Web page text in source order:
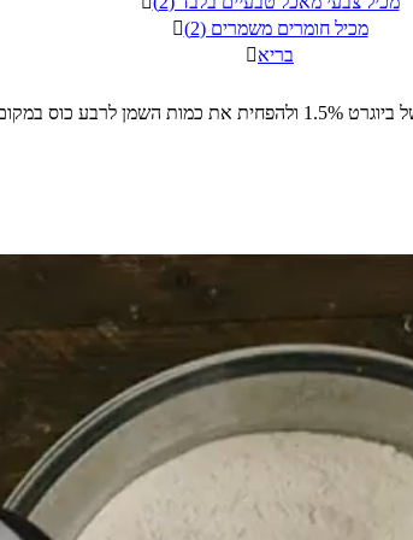

מכיל חומרים משמרים (2)
בריא